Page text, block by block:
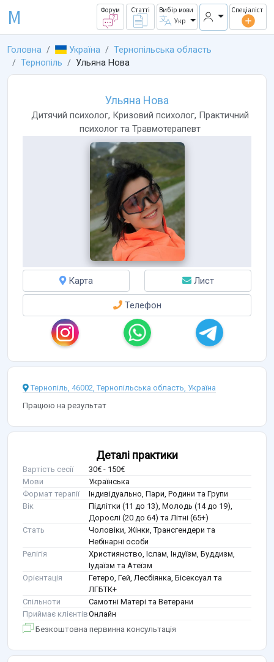
M Форум Статті
Вибір мови
Укр
Спеціаліст
Головна Україна
Тернопільська область
Тернопіль
Ульяна Нова
Ульяна Нова
Дитячий психолог, Кризовий психолог, Практичний
психолог та Травмотерапевт
Карта Лист
Телефон
Тернопіль, 46002, Тернопільська область, Україна
Працюю на результат
Деталі практики
Вартість сесії
30€ - 150€
Мови
Українська
Формат терапії
Індивідуально, Пари, Родини та Групи
Вік
Підлітки (11 до 13), Молодь (14 до 19),
Дорослі (20 до 64) та Літні (65+)
Стать
Чоловіки, Жінки, Трансгендери та
Небінарні особи
Релігія
Християнство, Іслам, Індуїзм, Буддизм,
Іудаїзм та Атеїзм
Орієнтація
Гетеро, Гей, Лесбіянка, Бісексуал та
ЛГБТК+
Спільноти
Самотні Матері та Ветерани
Приймає клієнтівОнлайн
Безкоштовна первинна консультація